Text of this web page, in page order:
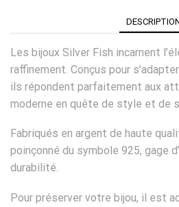
Les bijoux Silver Fish incarnent
raffinement. Conçus pour
ils répondent parfaitement aux
moderne en quête de style et de
Fabriqués en argent de haute
poinçonné du symbole 925, gage
durabilité.
Pour préserver votre bijou, il est